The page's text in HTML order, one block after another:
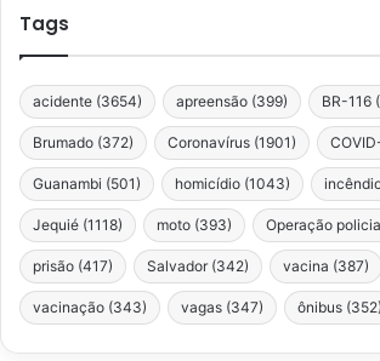
Tags
acidente (3654) apreensão (399) BR-116
Brumado (372) Coronavírus (1901)
Guanambi (501) homicídio (1043)
Jequié (1118) moto (393) Operação
prisão (417) Salvador (342) vacina (387)
vacinação (343) vagas (347) ônibus (352)